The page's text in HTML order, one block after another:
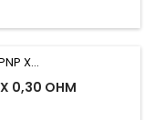
X 0,30 OHM